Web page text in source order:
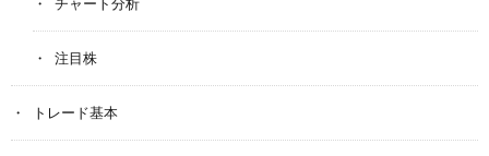
注目株
トレード基本